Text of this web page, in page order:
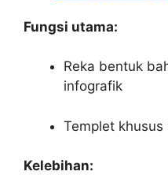
Fungsi utama:
Reka bentuk
infografik
Templet
Kelebihan: